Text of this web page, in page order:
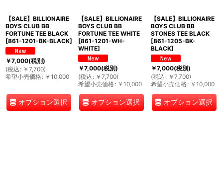
【SALE】BILLIONAIRE
BOYS CLUB BB
FORTUNE TEE BLACK
[861-1201-BK-BLACK]
￥7,000(税別)
(税込 : ￥ 7,700)
希望小売価格: ￥ 10,000
オプション選択
【SALE】BILLIONAIRE
BOYS CLUB BB
FORTUNE TEE WHITE
[861-1201-WH-
WHITE]
￥7,000(税別)
(税込 : ￥ 7,700)
希望小売価格: ￥ 10,000
オプション選択
【SALE】BILLIONAIRE
BOYS CLUB BB
STONES TEE BLACK
[861-1205-BK-
BLACK]
￥7,000(税別)
(税込 : ￥ 7,700)
希望小売価格: ￥ 10,000
オプション選択